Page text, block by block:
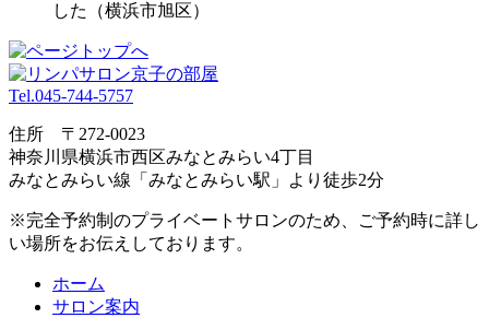
した（横浜市旭区）
Tel.045-744-5757
住所 〒272-0023
神奈川県横浜市⻄区みなとみらい4丁目
みなとみらい線「みなとみらい駅」より徒歩2分
※完全予約制のプライベートサロンのため、ご予約時に詳し
い場所をお伝えしております。
ホーム
サロン案内